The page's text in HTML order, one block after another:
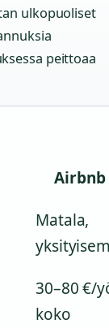
ulkopuoliset
peittoaa
Airbnb
Matala,
30–80 €/
koko